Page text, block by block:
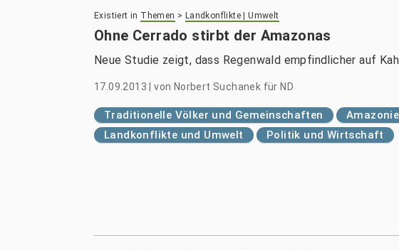
Existiert in Themen > Landkonflikte | Umwelt
Ohne Cerrado stirbt der Amazonas
Neue Studie zeigt, dass Regenwald empfindlicher auf
17.09.2013 |von Norbert Suchanek für ND
Traditionelle Völker und Gemeinschaften
Landkonflikte und Umwelt
Politik und Wirtschaft